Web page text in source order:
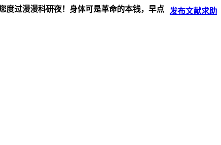
发布文献求助
度过漫漫科研夜！身体可是革命的本钱，早点